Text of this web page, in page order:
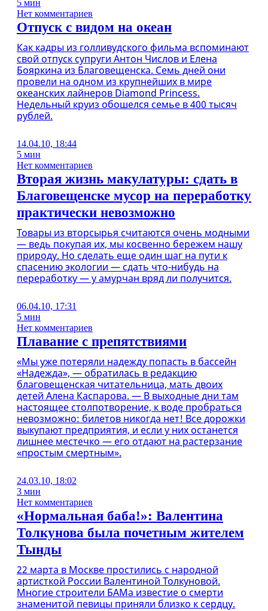
5 мин
Нет комментариев
Отпуск с видом на океан
Как кадры из голливудского фильма вспоминают
свой отпуск супруги Антон Числов и Елена
Бояркина из Благовещенска. Семь дней они
провели на одном из крупнейших в мире
океанских лайнеров Diamond Princess.
Недельный круиз обошелся семье в 400 тысяч
рублей.
14.04.10, 18:44
5 мин
Нет комментариев
Вторая жизнь макулатуры: сдать в
Благовещенске мусор на переработку
практически невозможно
Товары из вторсырья считаются очень модными
— ведь покупая их, мы косвенно бережем нашу
природу. Но сделать еще один шаг на пути к
спасению экологии — сдать что-нибудь на
переработку — у амурчан вряд ли получится.
06.04.10, 17:31
5 мин
Нет комментариев
Плавание с препятствиями
«Мы уже потеряли надежду попасть в бассейн
«Надежда», — обратилась в редакцию
благовещенская читательница, мать двоих
детей Алена Каспарова. — В выходные дни там
настоящее столпотворение, к воде пробраться
невозможно: билетов никогда нет! Все дорожки
выкупают предприятия, и если у них останется
лишнее местечко — его отдают на растерзание
«простым смертным».
24.03.10, 18:02
3 мин
Нет комментариев
«Нормальная баба!»: Валентина
Толкунова была почетным жителем
Тынды
22 марта в Москве простились с народной
артисткой России Валентиной Толкуновой.
Многие строители БАМа известие о смерти
знаменитой певицы приняли близко к сердцу.